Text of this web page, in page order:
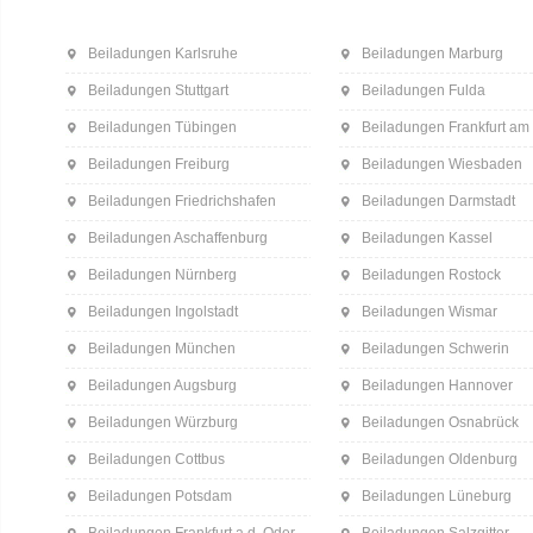
Beiladungen Karlsruhe
Beiladungen Stuttgart
Beiladungen Tübingen
Beiladungen Freiburg
Beiladungen Friedrichshafen
Beiladungen Aschaffenburg
Beiladungen Nürnberg
Beiladungen Ingolstadt
Beiladungen München
Beiladungen Augsburg
Beiladungen Würzburg
Beiladungen Cottbus
Beiladungen Potsdam
Beiladungen Marburg
Beiladungen Fulda
Beiladungen Frankfurt am
Beiladungen Wiesbaden
Beiladungen Darmstadt
Beiladungen Kassel
Beiladungen Rostock
Beiladungen Wismar
Beiladungen Schwerin
Beiladungen Hannover
Beiladungen Osnabrück
Beiladungen Oldenburg
Beiladungen Lüneburg